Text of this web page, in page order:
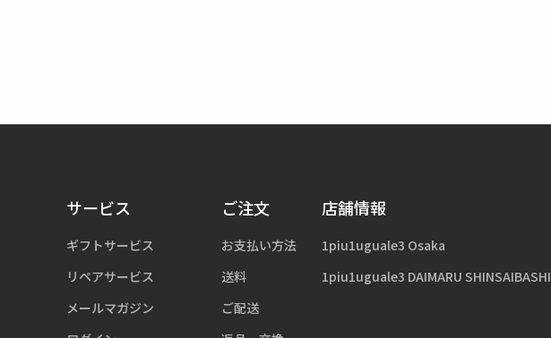
サービス
ギフトサービス
リペアサービス
メールマガジン
ご注文
お支払い方法
送料
ご配送
店舗情報
1piu1uguale3 Osaka
1piu1uguale3 DAIMARU SHINSAIBASHI